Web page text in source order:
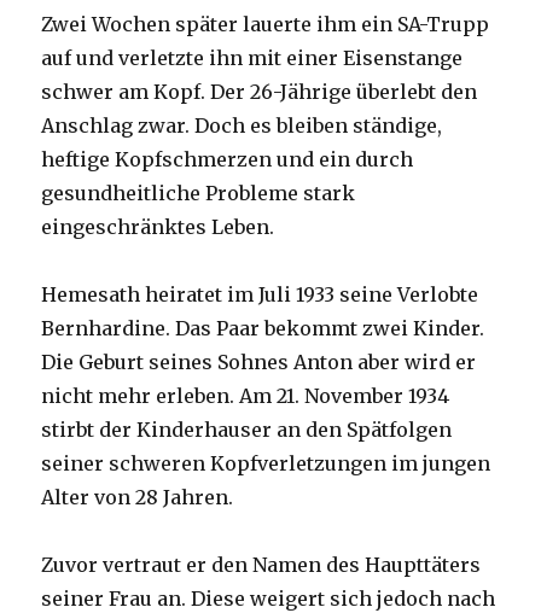
Zwei Wochen später lauerte ihm ein SA-Trupp
auf und verletzte ihn mit einer Eisenstange
schwer am Kopf. Der 26-Jährige überlebt den
Anschlag zwar. Doch es bleiben ständige,
heftige Kopfschmerzen und ein durch
gesundheitliche Probleme stark
eingeschränktes Leben.
Hemesath heiratet im Juli 1933 seine Verlobte
Bernhardine. Das Paar bekommt zwei Kinder.
Die Geburt seines Sohnes Anton aber wird er
nicht mehr erleben. Am 21. November 1934
stirbt der Kinderhauser an den Spätfolgen
seiner schweren Kopfverletzungen im jungen
Alter von 28 Jahren.
Zuvor vertraut er den Namen des Haupttäters
seiner Frau an. Diese weigert sich jedoch nach